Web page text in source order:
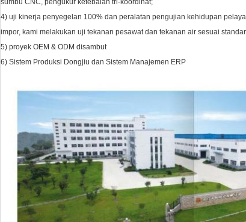
sumbu CNC, pengukur ketebalan tri-koordinat;
4) uji kinerja penyegelan 100% dan peralatan pengujian kehidupan
impor, kami melakukan uji tekanan pesawat dan tekanan air sesuai
5) proyek OEM & ODM disambut
6) Sistem Produksi Dongjiu dan Sistem Manajemen ERP